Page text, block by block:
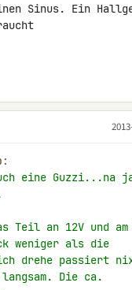
Sinus. Ein
eine Guzzi...na
Teil an 12V und
weniger als die
ich drehe passiert
Die ca.